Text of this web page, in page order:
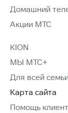
Домашний
Акции МТС
KION
МЫ МТС+
Для всей
Карта сайта
Помощь